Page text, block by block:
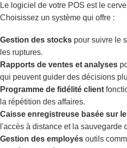
Le logiciel de votre POS est le
Choisissez un système qui offre :
Gestion des stocks pour suivre le
les ruptures.
Rapports de ventes et analyses
qui peuvent guider des décisions
Programme de fidélité client
la répétition des affaires.
Caisse enregistreuse basée sur
l'accès à distance et la sauvegarde
Gestion des employés outils